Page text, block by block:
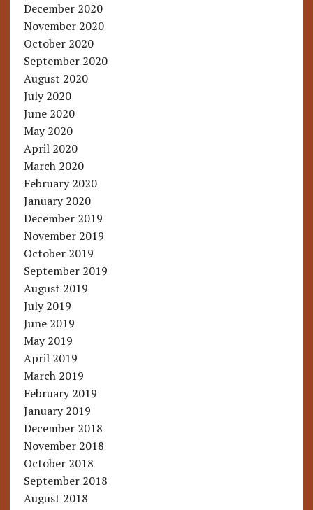
December 2020
November 2020
October 2020
September 2020
August 2020
July 2020
June 2020
May 2020
April 2020
March 2020
February 2020
January 2020
December 2019
November 2019
October 2019
September 2019
August 2019
July 2019
June 2019
May 2019
April 2019
March 2019
February 2019
January 2019
December 2018
November 2018
October 2018
September 2018
August 2018